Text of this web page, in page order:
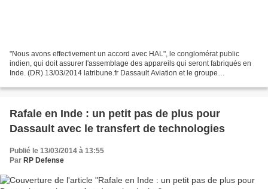
"Nous avons effectivement un accord avec HAL", le conglomérat public
indien, qui doit assurer l'assemblage des appareils qui seront fabriqués en
Inde. (DR) 13/03/2014 latribune.fr Dassault Aviation et le groupe
Rafale en Inde : un petit pas de plus pour
Dassault avec le transfert de technologies
Publié le 13/03/2014 à 13:55
Par RP Defense